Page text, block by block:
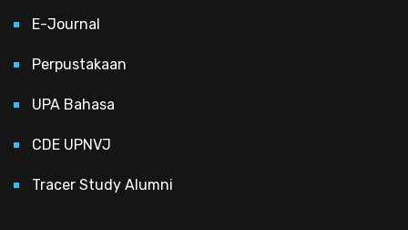
E-Journal
Perpustakaan
UPA Bahasa
CDE UPNVJ
Tracer Study Alumni